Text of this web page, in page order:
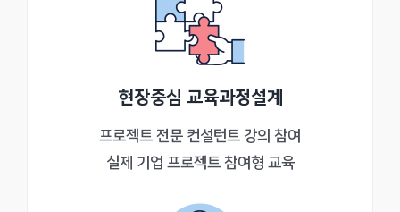
현장중심 교육과정설계
프로젝트 전문 컨설턴트 강의 참여
실제 기업 프로젝트 참여형 교육